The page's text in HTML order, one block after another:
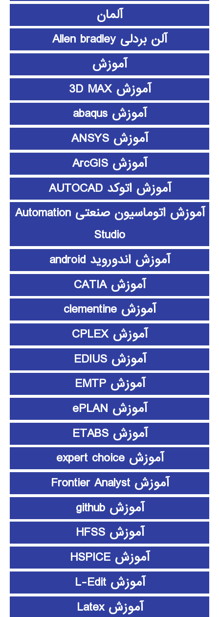
آلمان
آلن بردلی Allen bradley
آموزش
آموزش 3D MAX
آموزش abaqus
آموزش ANSYS
آموزش ArcGIS
آموزش اتوکد AUTOCAD
آموزش اتوماسیون صنعتی Automation
Studio
آموزش اندوروید android
آموزش CATIA
آموزش clementine
آموزش CPLEX
آموزش EDIUS
آموزش EMTP
آموزش ePLAN
آموزش ETABS
آموزش expert choice
آموزش Frontier Analyst
آموزش github
آموزش HFSS
آموزش HSPICE
آموزش L-Edit
آموزش Latex